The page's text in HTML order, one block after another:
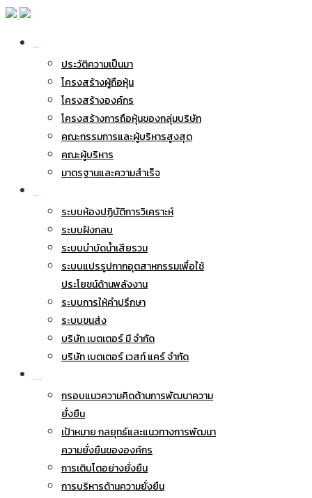
ประวัติความเป็นมา
โครงสร้างผู้ถือหุ้น
โครงสร้างองค์กร
โครงสร้างการถือหุ้นของกลุ่มบริษัท
คณะกรรมการและผู้บริหารสูงสุด
คณะผู้บริหาร
มาตรฐานและความสำเร็จ
ระบบห้องปฏิบัติการวิเคราะห์
ระบบฝังกลบ
ระบบบำบัดน้ำเสียรวม
ระบบแปรรูปกากอุตสาหกรรมเพื่อใช้
ประโยชน์ด้านพลังงาน
ระบบการให้คำปรึกษา
ระบบขนส่ง
บริษัท เบตเตอร์ มี จำกัด
บริษัท เบตเตอร์ เวสท์ แคร์ จำกัด
กรอบแนวความคิดด้านการพัฒนาความ
ยั่งยืน
เป้าหมาย กลยุทธ์และแนวทางการพัฒนา
ความยั่งยืนขององค์กร
การเติบโตอย่างยั่งยืน
การบริหารด้านความยั่งยืน